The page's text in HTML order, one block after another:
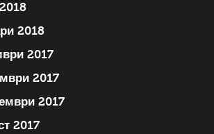
2018
2017
2017
2017
2017